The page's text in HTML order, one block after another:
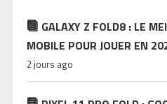
GALAXY Z FOLD8 : LE
MOBILE POUR JOUER EN
2 jours ago